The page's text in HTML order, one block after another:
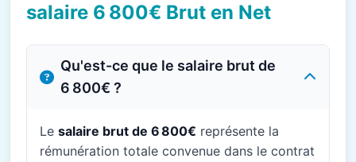
salaire 6 800€ Brut en Net
Qu'est-ce que le salaire brut de
6 800€ ?
Le salaire brut de 6 800€ représente la
rémunération totale convenue dans le contrat